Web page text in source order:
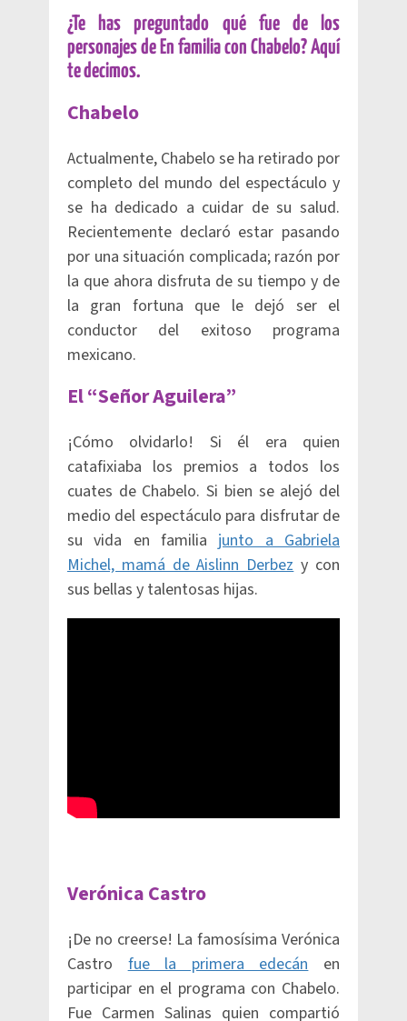
¿Te has preguntado qué fue de los
personajes de En familia con Chabelo? Aquí
te decimos.
Chabelo
Actualmente, Chabelo se ha retirado por
completo del mundo del espectáculo y
se ha dedicado a cuidar de su salud.
Recientemente declaró estar pasando
por una situación complicada; razón por
la que ahora disfruta de su tiempo y de
la gran fortuna que le dejó ser el
conductor del exitoso programa
mexicano.
El “Señor Aguilera”
¡Cómo olvidarlo! Si él era quien
catafixiaba los premios a todos los
cuates de Chabelo. Si bien se alejó del
medio del espectáculo para disfrutar de
su vida en familia junto a Gabriela
Michel, mamá de Aislinn Derbezy con
sus bellas y talentosas hijas.
Verónica Castro
¡De no creerse! La famosísima Verónica
Castrofue la primera edecánen
participar en el programa con Chabelo.
Fue Carmen Salinas quien compartió